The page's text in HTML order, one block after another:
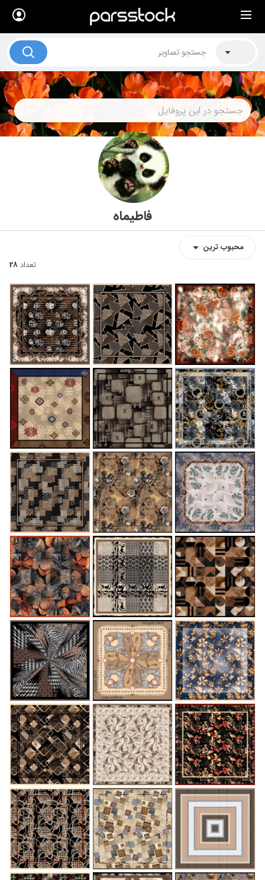
فاطیماه
محبوب‌‌‌ ترین
تعداد 28
× لیست قیمت ها
کاربرد تصاویر
موضوعات تصاویر
دکوراسیون و فضاها
هنرمندان ایرانی
کسب درآمد از فروش تصاویر
021 28428845
بلاگ پارس استاک